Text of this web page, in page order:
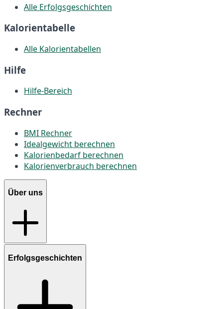
Alle Erfolgsgeschichten
Kalorientabelle
Alle Kalorientabellen
Hilfe
Hilfe-Bereich
Rechner
BMI Rechner
Idealgewicht berechnen
Kalorienbedarf berechnen
Kalorienverbrauch berechnen
Über uns
Erfolgsgeschichten